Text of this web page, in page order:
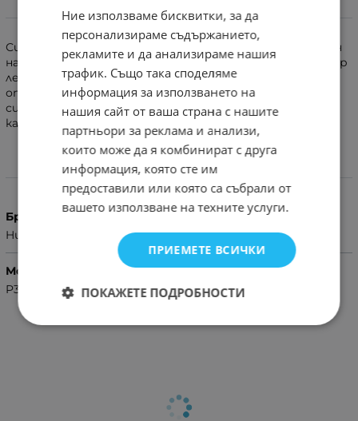
Информация
Силиконова подложка щадяща телефона ви по изискан
начин. Всички функции на телефона са достъпни. Супер
лек, лесен за носене. Специално проектиран визитник
от вътрешната страна, клипс закопчалка даваща
сигурност че няма да се отвори без ваше знаение
калъфа.
Характеристики
Бранд
Huawei
Модел Телефон
P30 Lite
Ние използваме бисквитки, за да
персонализираме съдържанието,
рекламите и да анализираме нашия
трафик. Също така споделяме
информация за използването на
нашия сайт от ваша страна с нашите
партньори за реклама и анализи,
които може да я комбинират с друга
информация, която сте им
предоставили или която са събрали от
вашето използване на техните услуги.
ПРИЕМЕТЕ ВСИЧКИ
ПОКАЖЕТЕ ПОДРОБНОСТИ